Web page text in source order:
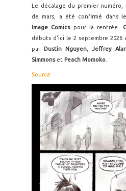
Le décalage du premier
de mars, a été confirmé dans
Image Comicspour la rentrée.
débuts d'ici le 2 septembre 2026
par Dustin Nguyen, Jeffrey
Simmonset Peach Momoko
Source